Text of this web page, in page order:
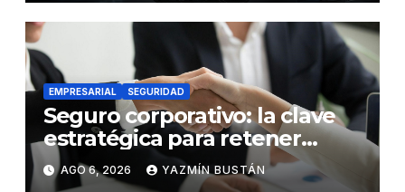
EMPRESARIAL SEGURIDAD
Seguro corporativo: la clave
estratégica para retener
talento en Ecuador
AGO 6, 2026 YAZMÍN BUSTÁN